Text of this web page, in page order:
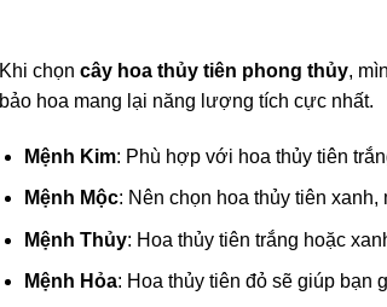
Khi chọn cây hoa thủy tiên phong thủy,
bảo hoa mang lại năng lượng tích cực nhất.
Mệnh Kim: Phù hợp với hoa thủy tiên
Mệnh Mộc: Nên chọn hoa thủy tiên
Mệnh Thủy: Hoa thủy tiên trắng hoặc
Mệnh Hỏa: Hoa thủy tiên đỏ sẽ giúp bạn